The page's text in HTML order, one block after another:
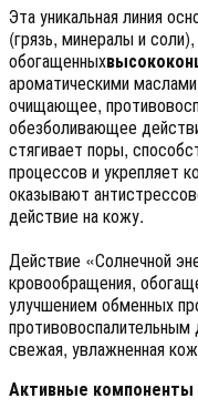
Эта уникальная линия
(грязь, минералы и соли),
обогащенных
ароматическими
очищающее,
обезболивающее
стягивает поры,
процессов и укрепляет
оказывают
действие на кожу.
Действие «Солнечной
кровообращения,
улучшением обменных
свежая, увлажненная
Активные компоненты